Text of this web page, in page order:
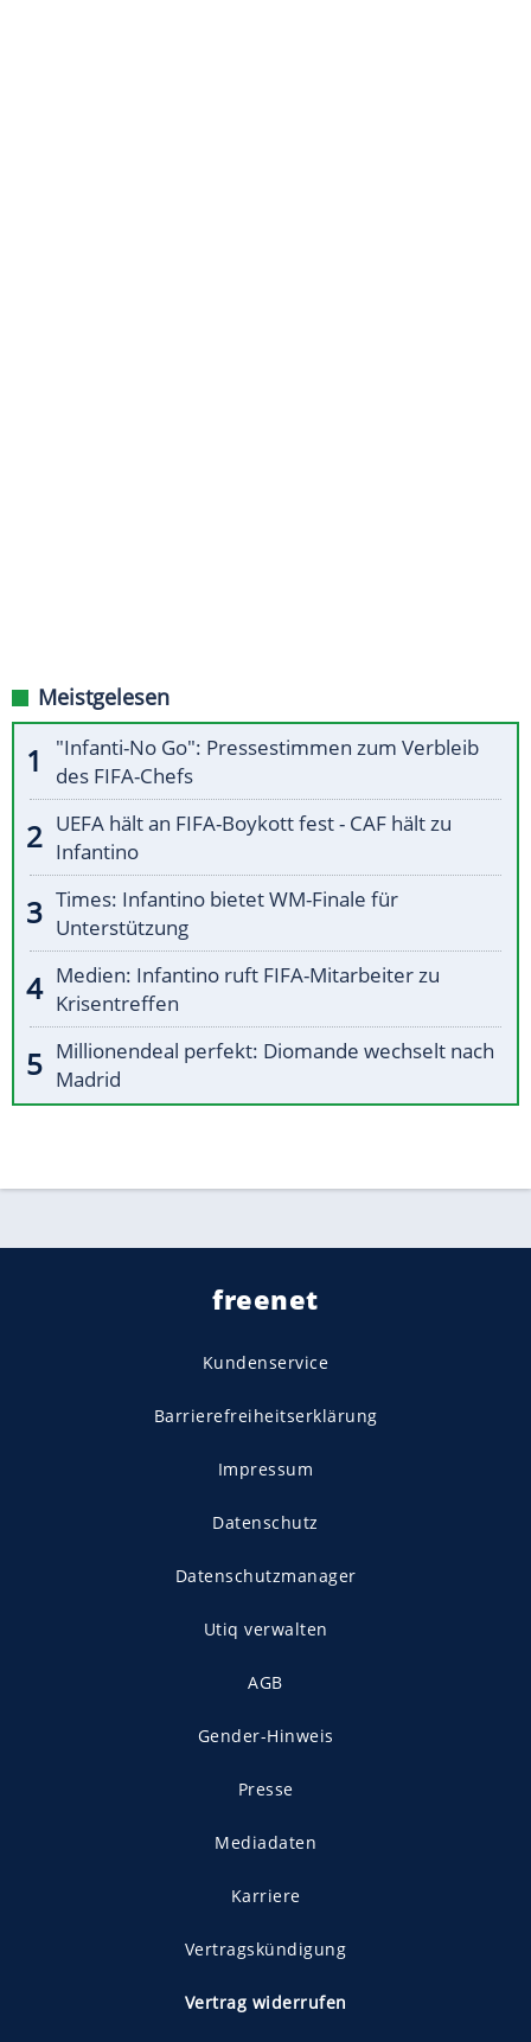
Meistgelesen
"Infanti-No Go": Pressestimmen zum Verbleib
des FIFA-Chefs
UEFA hält an FIFA-Boykott fest - CAF hält zu
Infantino
Times: Infantino bietet WM-Finale für
Unterstützung
Medien: Infantino ruft FIFA-Mitarbeiter zu
Krisentreffen
Millionendeal perfekt: Diomande wechselt nach
Madrid
freenet
Kundenservice
Barrierefreiheitserklärung
Impressum
Datenschutz
Datenschutzmanager
Utiq verwalten
AGB
Gender-Hinweis
Presse
Mediadaten
Karriere
Vertragskündigung
Vertrag widerrufen